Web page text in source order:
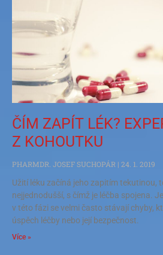
ČÍM ZAPÍT LÉK?
Z KOHOUTKU
PHARMDR. JOSEF SUCHOPÁR
24. 1. 2019
Užití léku začíná jeho zapitím tekutinou,
nejjednodušší, s čímž je léčba spojena.
v této fázi se velmi často stávají chyby,
úspěch léčby nebo její bezpečnost.
Více »